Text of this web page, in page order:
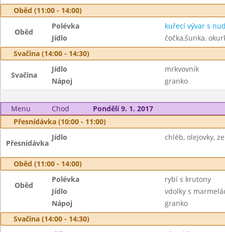
Oběd (11:00 - 14:00)
Oběd
Polévka
kuřecí vývar s
Jídlo
čočka,šunka,
Svačina (14:00 - 14:30)
Svačina
Jídlo
mrkvovník
Nápoj
granko
Menu Chod
Pondělí 9. 1. 2017
Přesnídávka (10:00 - 11:00)
Přesnídávka
Jídlo chléb, olejovky,
Oběd (11:00 - 14:00)
Oběd
Polévka
rybí s krutony
Jídlo
vdolky s
Nápoj
granko
Svačina (14:00 - 14:30)